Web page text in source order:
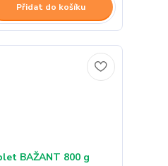
Přidat do košíku